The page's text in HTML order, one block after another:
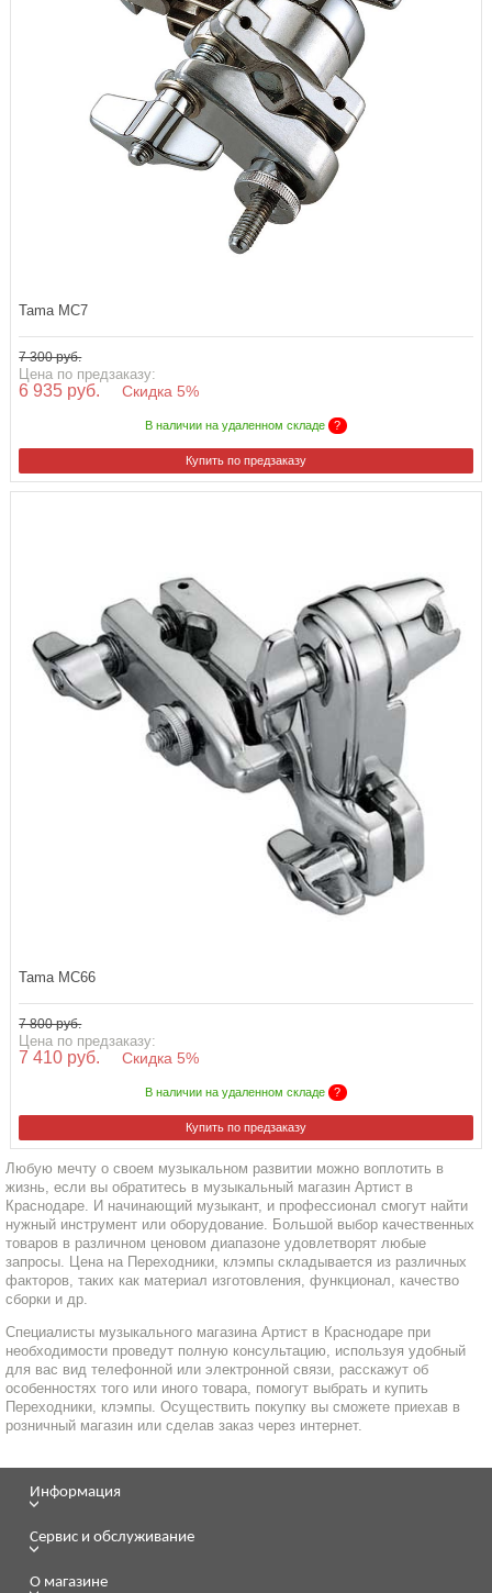
Tama MC7
7 300 руб.
Цена по предзаказу:
6 935 руб. Скидка 5%
В наличии на удаленном складе ?
Купить по предзаказу
Tama MC66
7 800 руб.
Цена по предзаказу:
7 410 руб. Скидка 5%
В наличии на удаленном складе ?
Купить по предзаказу
Любую мечту о своем музыкальном развитии можно воплотить в
жизнь, если вы обратитесь в музыкальный магазин Артист в
Краснодаре. И начинающий музыкант, и профессионал смогут найти
нужный инструмент или оборудование. Большой выбор качественных
товаров в различном ценовом диапазоне удовлетворят любые
запросы. Цена на Переходники, клэмпы складывается из различных
факторов, таких как материал изготовления, функционал, качество
сборки и др.
Специалисты музыкального магазина Артист в Краснодаре при
необходимости проведут полную консультацию, используя удобный
для вас вид телефонной или электронной связи, расскажут об
особенностях того или иного товара, помогут выбрать и купить
Переходники, клэмпы. Осуществить покупку вы сможете приехав в
розничный магазин или сделав заказ через интернет.
Информация
Сервис и обслуживание
О магазине